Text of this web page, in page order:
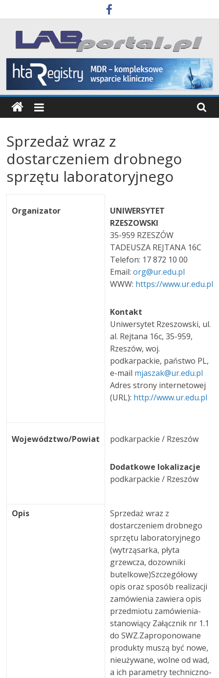
to
content
Labportal
Laboratoria
Aparatura
Badania
Sprzedaż wraz z
dostarczeniem drobnego
sprzętu laboratoryjnego
Organizator
UNIWERSYTET
RZESZOWSKI
35-959 RZESZÓW
TADEUSZA REJTANA 16C
Telefon: 17 872 10 00
Email:org@ur.edu.pl
WWW: https://www.ur.edu.pl
Kontakt
Uniwersytet Rzeszowski, ul.
al. Rejtana 16c, 35-959,
Rzeszów, woj.
podkarpackie, państwo PL,
e-mail mjaszak@ur.edu.pl
Adres strony internetowej
(URL): http://www.ur.edu.pl
Województwo/Powiat podkarpackie / Rzeszów
Dodatkowe lokalizacje
podkarpackie / Rzeszów
Opis
Sprzedaż wraz z
dostarczeniem drobnego
sprzętu laboratoryjnego
(wytrząsarka, płyta
grzewcza, dozowniki
butelkowe)Szczegółowy
opis oraz sposób realizacji
zamówienia zawiera opis
przedmiotu zamówienia-
stanowiący Załącznik nr 1.1
do SWZ.Zaproponowane
produkty muszą być nowe,
nieużywane, wolne od wad,
a ich parametry techniczno-